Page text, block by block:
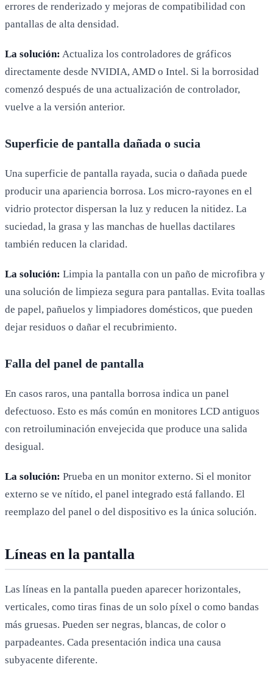
errores de renderizado y mejoras de compatibilidad con
pantallas de alta densidad.
La solución: Actualiza los controladores de gráficos
directamente desde NVIDIA, AMD o Intel. Si la borrosidad
comenzó después de una actualización de controlador,
vuelve a la versión anterior.
Superficie de pantalla dañada o sucia
Una superficie de pantalla rayada, sucia o dañada puede
producir una apariencia borrosa. Los micro-rayones en el
vidrio protector dispersan la luz y reducen la nitidez. La
suciedad, la grasa y las manchas de huellas dactilares
también reducen la claridad.
La solución: Limpia la pantalla con un paño de microfibra y
una solución de limpieza segura para pantallas. Evita toallas
de papel, pañuelos y limpiadores domésticos, que pueden
dejar residuos o dañar el recubrimiento.
Falla del panel de pantalla
En casos raros, una pantalla borrosa indica un panel
defectuoso. Esto es más común en monitores LCD antiguos
con retroiluminación envejecida que produce una salida
desigual.
La solución: Prueba en un monitor externo. Si el monitor
externo se ve nítido, el panel integrado está fallando. El
reemplazo del panel o del dispositivo es la única solución.
Líneas en la pantalla
Las líneas en la pantalla pueden aparecer horizontales,
verticales, como tiras finas de un solo píxel o como bandas
más gruesas. Pueden ser negras, blancas, de color o
parpadeantes. Cada presentación indica una causa
subyacente diferente.